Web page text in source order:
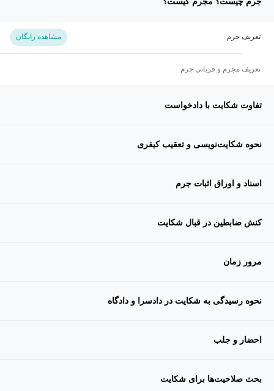
تعریف جرم مشاهده رایگان
تعریف مجرم و قربانی جرم
تفاوت شکایت با دادخواست
نحوه شکایت‌نویسی و تعقیب کیفری
اسناد و اوراق اثبات جرم
کنش ضابطین در قبال شکایت
مرور زمان
نحوه رسیدگی به شکایت در دادسرا و دادگاه
احضار و جلب
بحث صلاحیت‌ها برای شکایت